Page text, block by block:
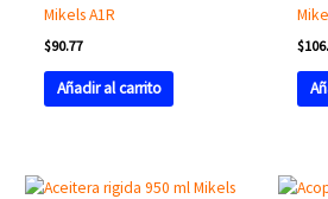
Mikels A1R
$90.77
Añadir al carrito
$